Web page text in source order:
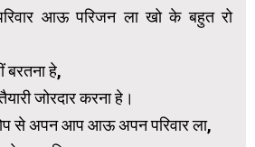
आऊ परिजन ला खो के बहुत रो
बरतना हे,
जोरदार करना हे।
से अपन आप आऊ अपन परिवार ला,